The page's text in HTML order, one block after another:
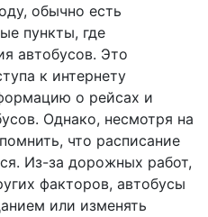
обычно есть
пункты, где
автобусов. Это
к интернету
о рейсах и
Однако, несмотря на
что расписание
Из-за дорожных работ,
факторов, автобусы
или изменять